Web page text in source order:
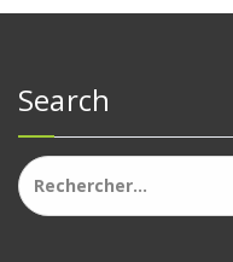
Search
Rechercher :